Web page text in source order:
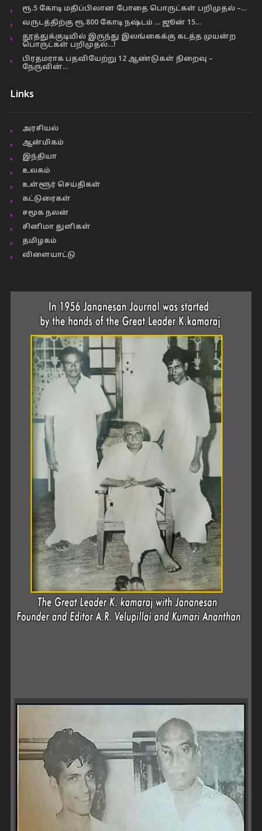
ரூ.5 கோடி மதிப்பிலான போதை பொருட்கள் பறிமுதல் –…
வருடத்திற்கு ரூ.800 கோடி நஷ்டம் … ஜூன் 15…
தூத்துக்குடியில் இருந்து இலங்கைக்கு கடத்த முயன்ற
பொருட்கள் பறிமுதல்…!
பிரதமராக பதவியேற்று 12 ஆண்டுகள் நிறைவு –
நேருவின்…
Links
அரசியல்
ஆன்மிகம்
இந்தியா
உலகம்
உள்ளூர் செய்திகள்
கட்டுரைகள்
சமூக நலன்
சினிமா துளிகள்
தமிழகம்
விளையாட்டு